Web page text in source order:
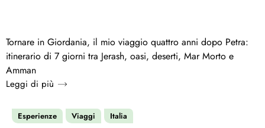
Tornare in Giordania, il mio viaggio quattro anni dopo Petra:
itinerario di 7 giorni tra Jerash, oasi, deserti, Mar Morto e
Amman
Leggi di più
Esperienze Viaggi Italia